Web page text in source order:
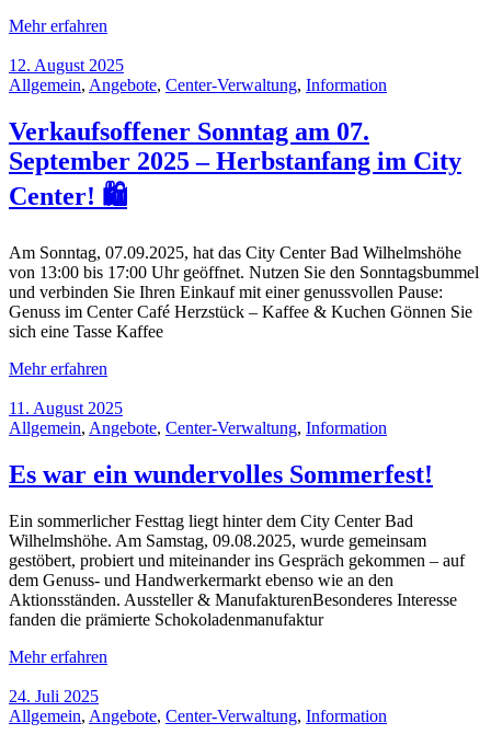
Mehr erfahren
12. August 2025
Allgemein, Angebote, Center-Verwaltung, Information
Verkaufsoffener Sonntag am 07.
September 2025 – Herbstanfang im City
Center! 🛍️
Am Sonntag, 07.09.2025, hat das City Center Bad Wilhelmshöhe
von 13:00 bis 17:00 Uhr geöffnet. Nutzen Sie den Sonntagsbummel
und verbinden Sie Ihren Einkauf mit einer genussvollen Pause:
Genuss im Center Café Herzstück – Kaffee & Kuchen Gönnen Sie
sich eine Tasse Kaffee
Mehr erfahren
11. August 2025
Allgemein, Angebote, Center-Verwaltung, Information
Es war ein wundervolles Sommerfest!
Ein sommerlicher Festtag liegt hinter dem City Center Bad
Wilhelmshöhe. Am Samstag, 09.08.2025, wurde gemeinsam
gestöbert, probiert und miteinander ins Gespräch gekommen – auf
dem Genuss- und Handwerkermarkt ebenso wie an den
Aktionsständen. Aussteller & ManufakturenBesonderes Interesse
fanden die prämierte Schokoladenmanufaktur
Mehr erfahren
24. Juli 2025
Allgemein, Angebote, Center-Verwaltung, Information